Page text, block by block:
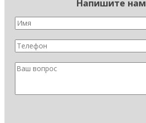
Напишите нам